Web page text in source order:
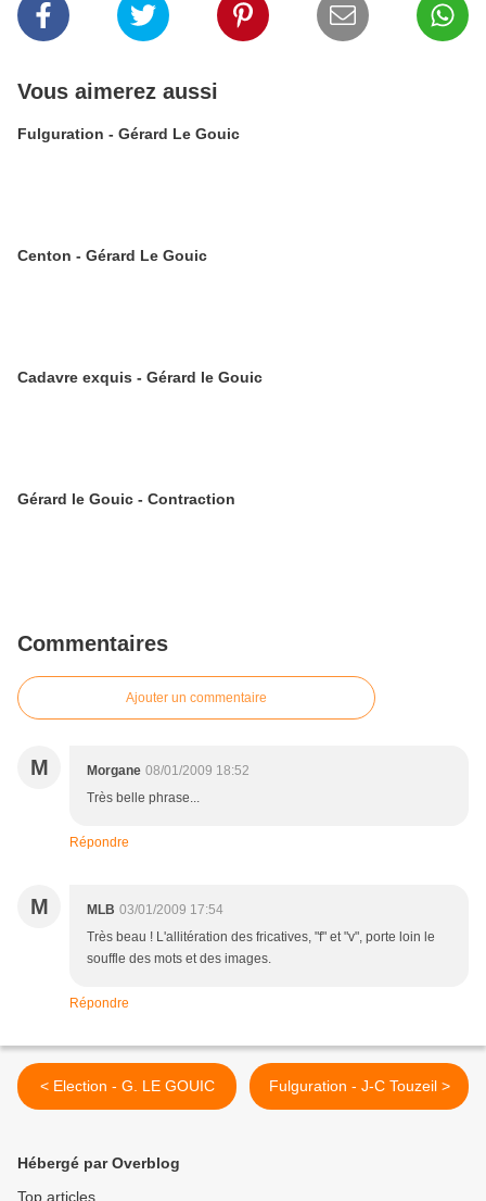
Vous aimerez aussi
Fulguration - Gérard Le Gouic
Centon - Gérard Le Gouic
Cadavre exquis - Gérard le Gouic
Gérard le Gouic - Contraction
Commentaires
Ajouter un commentaire
M Morgane 08/01/2009 18:52
Très belle phrase...
Répondre
M MLB 03/01/2009 17:54
Très beau ! L'allitération des fricatives, "f" et "v", porte loin le
souffle des mots et des images.
Répondre
< Election - G. LE GOUIC Fulguration - J-C Touzeil >
Hébergé par Overblog
Top articles